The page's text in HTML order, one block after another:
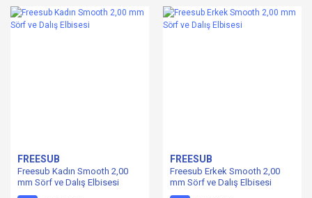
FREESUB
Freesub Kadın Smooth 2,00
mm Sörf ve Dalış Elbisesi
FREESUB
Freesub Erkek Smooth 2,00
mm Sörf ve Dalış Elbisesi